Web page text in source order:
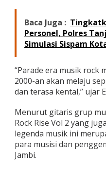
J
a
m
b
Baca Juga :
Personel, Polres
Simulasi Sispam
“Parade era musik rock
2000-an akan melaju
dan terasa kental,” ujar
Menurut gitaris grup
Rock Rise Vol 2 yang
legenda musik ini
para musisi dan
Jambi.